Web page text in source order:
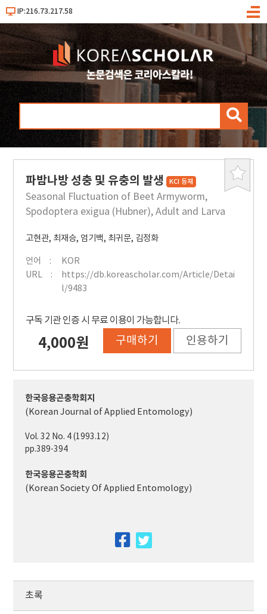
IP:216.73.217.58
메
검
북
파밤나방 성충 및 유충의 발생 KCI 등재
Seasonal Fluctuation of Beet Armyworm,
Spodoptera exigua (Hubner), Adult and Larva
고현관, 최재승, 엄기백, 최귀문, 김정화
언어
KOR
URL
https://db.koreascholar.com/Article/Detai
l/9483
구독 기관 인증 시 무료 이용이 가능합니다.
4,000원 구매하기 인용하기
한국응용곤충학회지
(Korean Journal of Applied Entomology)
Vol. 32 No. 4 (1993.12)
pp.389-394
한국응용곤충학회
(Korean Society Of Applied Entomology)
facebook
초록